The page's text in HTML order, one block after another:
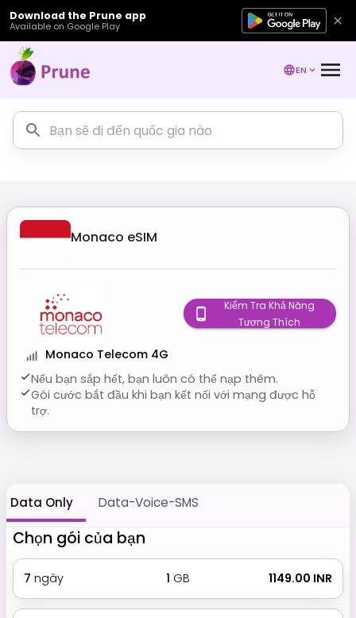
Download the Prune app
Available on Google Play
EN
Monaco eSIM
Monaco Telecom 4G
Nếu bạn sắp hết, bạn luôn có thể nạp thêm.
Gói cước bắt đầu khi bạn kết nối với mạng được hỗ
trợ.
Kiểm Tra Khả Năng
Tương Thích
Data Only Data-Voice-SMS
Chọn gói của bạn
7 ngày 1 GB ₹ 1149.00 INR